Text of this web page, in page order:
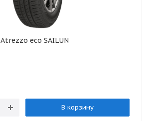
eco SAILUN
В корзину